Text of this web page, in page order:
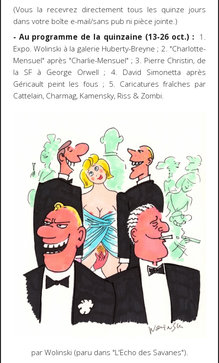
(Vous la recevrez directement tous les quinze jours
dans votre boîte e-mail/sans pub ni pièce jointe.)
- Au programme de la quinzaine (13-26 oct.) :1.
Expo. Wolinski à la galerie Huberty-Breyne ; 2. "Charlotte-
Mensuel" après "Charlie-Mensuel" ; 3. Pierre Christin, de
la SF à George Orwell ; 4. David Simonetta après
Géricault peint les fous ; 5. Caricatures fraîches par
Cattelain, Charmag, Kamensky, Riss & Zombi.
par Wolinski (paru dans "L'Echo des Savanes").